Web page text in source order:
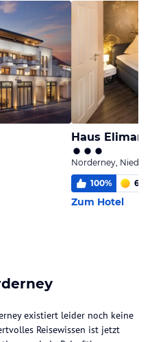
Haus Elimar
Norderney,
100% 6
Zum Hotel
existiert leider noch keine
Reisewissen ist jetzt